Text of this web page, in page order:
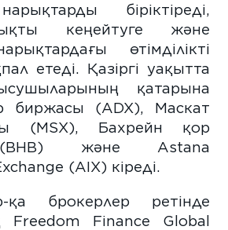
біріктіреді,
кеңейтуге және
өтімділікті
етеді. Қазіргі уақытта
қатарына
биржасы (ADX), Маскат
(MSX), Бахрейн қор
және Astana
(AIX) кіреді.
қа брокерлер ретінде
Freedom Finance Global